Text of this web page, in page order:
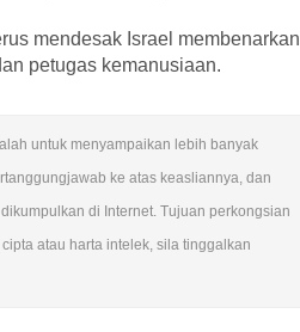
mendesak Israel membenarkan
petugas kemanusiaan.
untuk menyampaikan lebih banyak
ke atas keasliannya, dan
di Internet. Tujuan perkongsian
atau harta intelek, sila tinggalkan